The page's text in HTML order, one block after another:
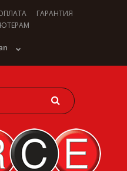
ГАРАНТИЯ